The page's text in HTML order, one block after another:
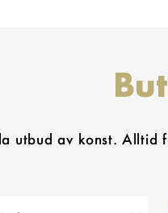
utbud av konst. Alltid